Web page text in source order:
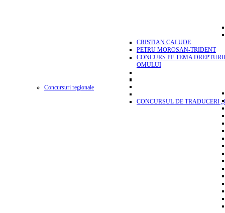
CRISTIAN CALUDE
PETRU MOROSAN-TRIDENT
CONCURS PE TEMA
OMULUI
Concursuri regionale
CONCURSUL DE TRADUCERI